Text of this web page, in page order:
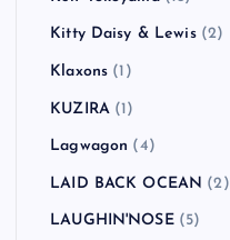
Kitty Daisy & Lewis(2)
Klaxons (1)
KUZIRA(1)
Lagwagon (4)
LAID BACK OCEAN (2)
LAUGHIN'NOSE(5)